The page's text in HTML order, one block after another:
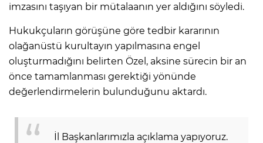
imzasını taşıyan bir mütalaanın yer aldığını söyledi.
Hukukçuların görüşüne göre tedbir kararının
olağanüstü kurultayın yapılmasına engel
oluşturmadığını belirten Özel, aksine sürecin bir an
önce tamamlanması gerektiği yönünde
değerlendirmelerin bulunduğunu aktardı.
İl Başkanlarımızla açıklama yapıyoruz.